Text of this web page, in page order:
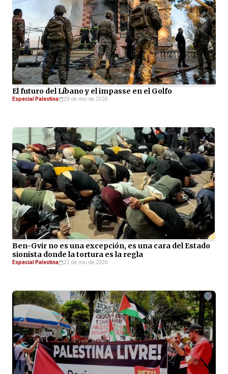
El futuro del Líbano y el impasse en el Golfo
Especial Palestina 29 de mai de 2026
Ben-Gvir no es una excepción, es una cara del Estado
sionista donde la tortura es la regla
Especial Palestina 22 de mai de 2026